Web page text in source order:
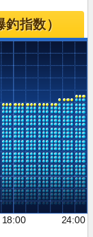
指数）
18:00 24:00